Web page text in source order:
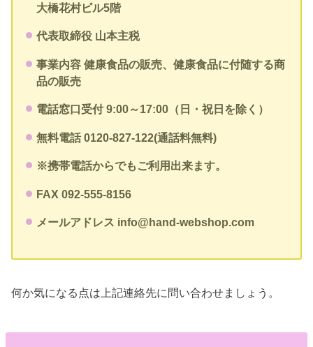
大橋花村ビル5階
代表取締役 山本主税
事業内容 健康食品の販売、健康食品に付随する商
品の販売
電話窓口受付 9:00～17:00（日・祝日を除く）
無料電話 0120-827-122(通話料無料)
※携帯電話からでもご利用出来ます。
FAX 092-555-8156
メールアドレス info@hand-webshop.com
何か気になる点は上記連絡先に問い合わせましょう。